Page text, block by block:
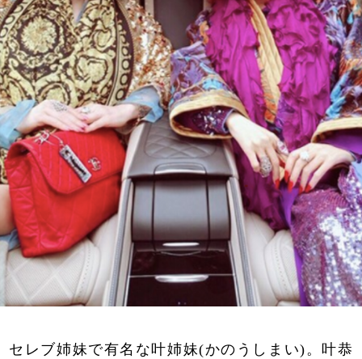
セレブ姉妹で有名な叶姉妹(かのうしまい)。叶恭